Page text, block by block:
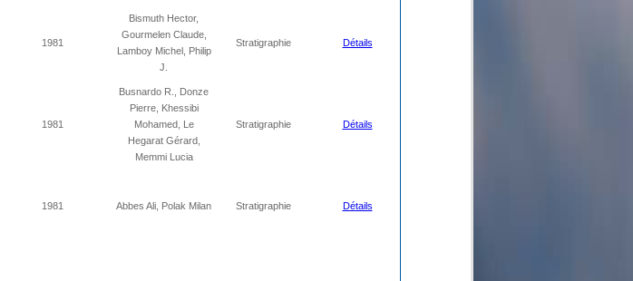
1981
Bismuth Hector,
Gourmelen Claude,
Lamboy Michel, Philip
J.
Stratigraphie Détails
1981
Busnardo R., Donze
Pierre, Khessibi
Mohamed, Le
Hegarat Gérard,
Memmi Lucia
Stratigraphie Détails
1981 Abbes Ali, Polak Milan Stratigraphie Détails